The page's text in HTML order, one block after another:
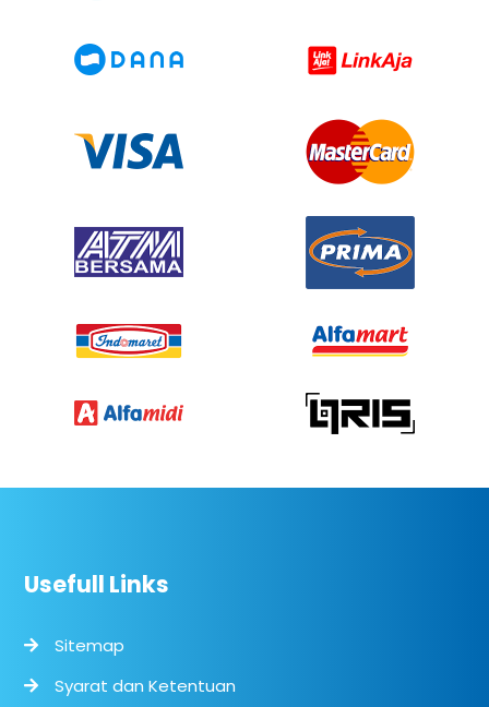
Usefull Links
Sitemap
Syarat dan Ketentuan